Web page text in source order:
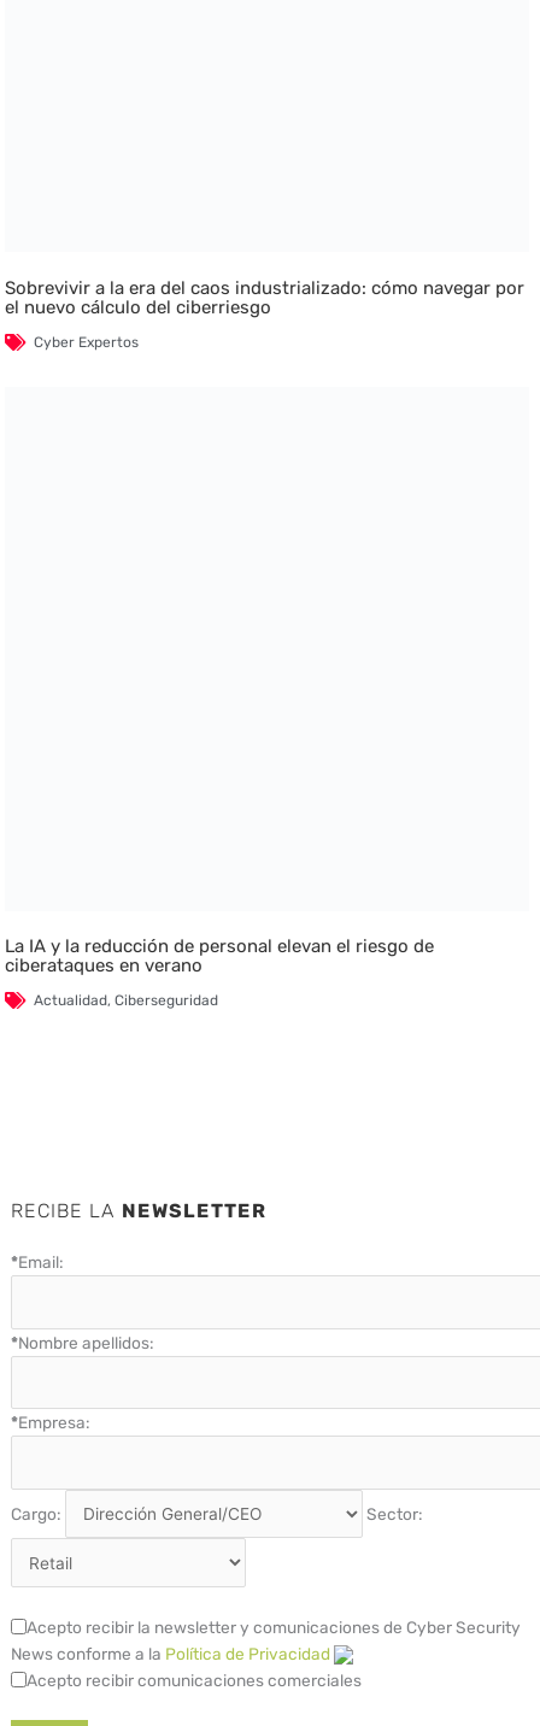
Sobrevivir a la era del caos industrializado: cómo navegar por
el nuevo cálculo del ciberriesgo
Cyber Expertos
La IA y la reducción de personal elevan el riesgo de
ciberataques en verano
Actualidad,Ciberseguridad
RECIBE LA NEWSLETTER
*Email:
*Nombre apellidos:
*Empresa:
Cargo: Sector:
Acepto recibir la newsletter y comunicaciones de Cyber Security
News conforme a la Política de Privacidad
Acepto recibir comunicaciones comerciales